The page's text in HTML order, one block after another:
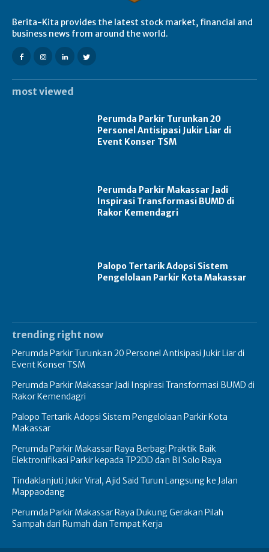
Berita-Kita provides the latest stock market, financial and
business news from around the world.
most viewed
Perumda Parkir Turunkan 20
Personel Antisipasi Jukir Liar di
Event Konser TSM
Perumda Parkir Makassar Jadi
Inspirasi Transformasi BUMD di
Rakor Kemendagri
Palopo Tertarik Adopsi Sistem
Pengelolaan Parkir Kota Makassar
trending right now
Perumda Parkir Turunkan 20 Personel Antisipasi Jukir Liar di
Event Konser TSM
Perumda Parkir Makassar Jadi Inspirasi Transformasi BUMD di
Rakor Kemendagri
Palopo Tertarik Adopsi Sistem Pengelolaan Parkir Kota
Makassar
Perumda Parkir Makassar Raya Berbagi Praktik Baik
Elektronifikasi Parkir kepada TP2DD dan BI Solo Raya
Tindaklanjuti Jukir Viral, Ajid Said Turun Langsung ke Jalan
Mappaodang
Perumda Parkir Makassar Raya Dukung Gerakan Pilah
Sampah dari Rumah dan Tempat Kerja